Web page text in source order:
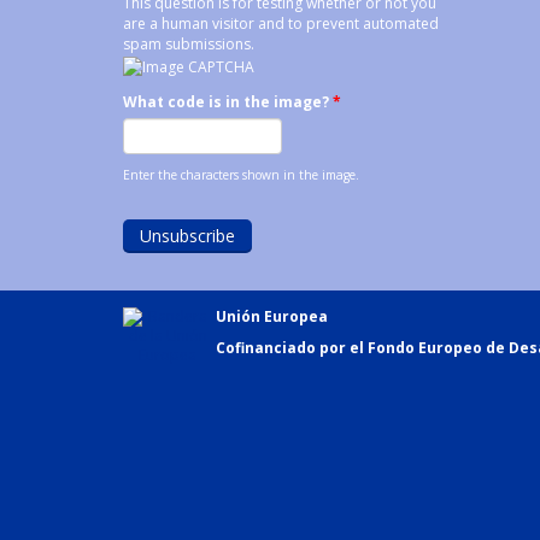
are a human visitor and to prevent automated
spam submissions.
What code is in the image?*
Enter the characters shown in the image.
Unión Europea
Cofinanciado por el Fondo Europeo de